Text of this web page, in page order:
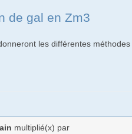
de gal en Zm3
les différentes
multiplié(x) par